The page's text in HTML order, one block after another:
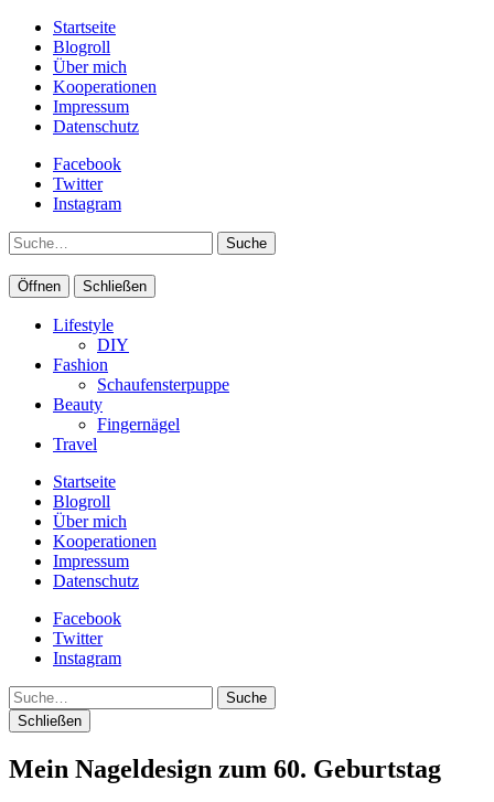
Startseite
Blogroll
Über mich
Kooperationen
Impressum
Datenschutz
Facebook
Twitter
Instagram
Suche
Öffnen Schließen
Lifestyle
DIY
Fashion
Schaufensterpuppe
Beauty
Fingernägel
Travel
Startseite
Blogroll
Über mich
Kooperationen
Impressum
Datenschutz
Facebook
Twitter
Instagram
Suche
Schließen
Mein Nageldesign zum 60. Geburtstag